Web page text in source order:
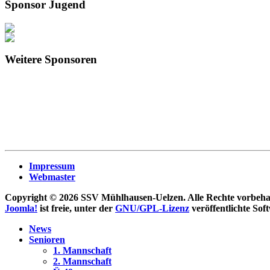
Sponsor Jugend
Weitere Sponsoren
Impressum
Webmaster
Copyright © 2026 SSV Mühlhausen-Uelzen. Alle Rechte
Joomla! ist freie, unter der GNU/GPL-Lizenz veröffentlichte
News
Senioren
1. Mannschaft
2. Mannschaft